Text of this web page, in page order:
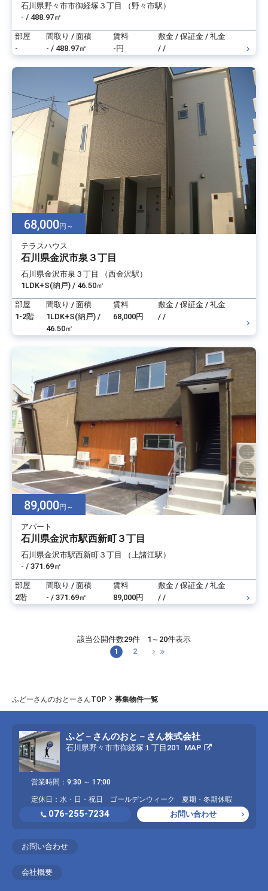
石川県野々市市御経塚３丁目 （野々市駅）
- / 488.97㎡
部屋 間取り / 面積 賃料
敷金 / 保証金 / 礼金
-
- / 488.97㎡ -円 / /
68,000円～
テラスハウス
石川県金沢市泉３丁目
石川県金沢市泉３丁目 （西金沢駅）
1LDK+S(納戸) / 46.50㎡
部屋 間取り / 面積 賃料
敷金 / 保証金 / 礼金
1-2階
1LDK+S(納戸) /
46.50㎡
68,000円 / /
89,000円～
アパート
石川県金沢市駅西新町３丁目
石川県金沢市駅西新町３丁目 （上諸江駅）
- / 371.69㎡
部屋 間取り / 面積 賃料
敷金 / 保証金 / 礼金
2階
- / 371.69㎡ 89,000円 / /
該当公開件数29件 1～20件表示
1
2
ふどーさんのおとーさんTOP 募集物件一覧
ふど－さんのおと－さん株式会社
石川県野々市市御経塚１丁目201 MAP
営業時間：9:30 ～ 17:00
定休日：水・日・祝日 ゴールデンウィーク 夏期・冬期休暇
076-255-7234 お問い合わせ
お問い合わせ
会社概要